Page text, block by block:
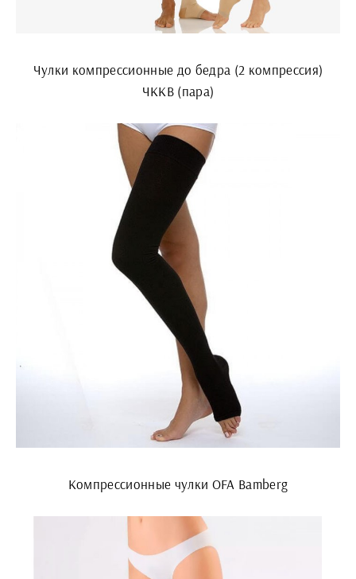
Чулки компрессионные до бедра (2 компрессия)
ЧККВ (пара)
Компрессионные чулки OFA Bamberg